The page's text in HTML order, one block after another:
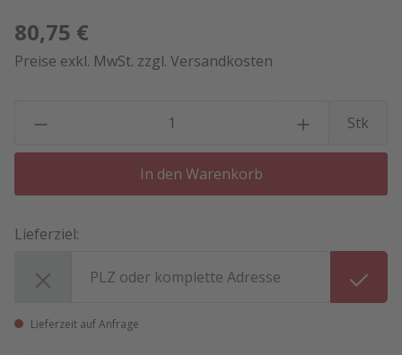
80,75 €
Preise exkl. MwSt. zzgl. Versandkosten
Stk
In den Warenkorb
Lieferziel:
Lieferzeit auf Anfrage